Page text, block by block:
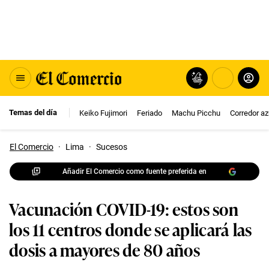
Temas del día Keiko Fujimori Feriado Machu Picchu Corredor
El Comercio · Lima · Sucesos
Añadir El Comercio como fuente preferida en
Vacunación COVID-19: estos son
los 11 centros donde se aplicará las
dosis a mayores de 80 años